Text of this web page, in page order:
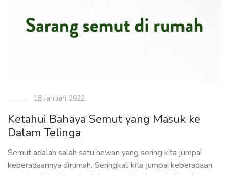
18 Januari 2022
Ketahui Bahaya Semut yang Masuk ke
Dalam Telinga
Semut adalah salah satu hewan yang sering kita jumpai
keberadaannya dirumah. Seringkali kita jumpai keberadaan